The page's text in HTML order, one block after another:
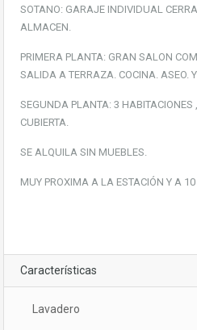
SOTANO: GARAJE INDIVIDUAL
ALMACEN.
PRIMERA PLANTA: GRAN SALON
SALIDA A TERRAZA. COCINA. ASEO. Y
SEGUNDA PLANTA: 3 HABITACIONES
CUBIERTA.
SE ALQUILA SIN MUEBLES.
MUY PROXIMA A LA ESTACIÓN Y A
Características
Lavadero